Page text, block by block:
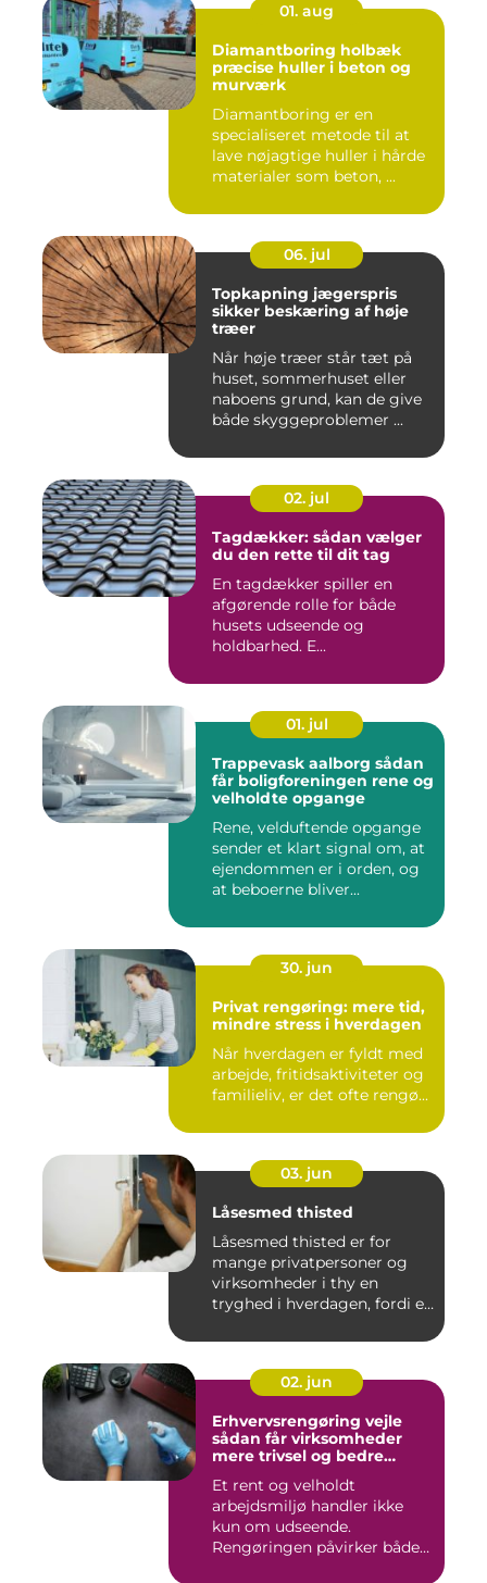
01. aug
Diamantboring holbæk
præcise huller i beton og
murværk
Diamantboring er en
specialiseret metode til at
lave nøjagtige huller i hårde
materialer som beton, ...
06. jul
Topkapning jægerspris
sikker beskæring af høje
træer
Når høje træer står tæt på
huset, sommerhuset eller
naboens grund, kan de give
både skyggeproblemer ...
02. jul
Tagdækker: sådan vælger
du den rette til dit tag
En tagdækker spiller en
afgørende rolle for både
husets udseende og
holdbarhed. E...
01. jul
Trappevask aalborg sådan
får boligforeningen rene og
velholdte opgange
Rene, velduftende opgange
sender et klart signal om, at
ejendommen er i orden, og
at beboerne bliver...
30. jun
Privat rengøring: mere tid,
mindre stress i hverdagen
Når hverdagen er fyldt med
arbejde, fritidsaktiviteter og
familieliv, er det ofte rengø...
03. jun
Låsesmed thisted
Låsesmed thisted er for
mange privatpersoner og
virksomheder i thy en
tryghed i hverdagen, fordi en
02. jun
Erhvervsrengøring vejle
sådan får virksomheder
mere trivsel og bedre
Et rent og velholdt
arbejdsmiljø handler ikke
kun om udseende.
Rengøringen påvirker både